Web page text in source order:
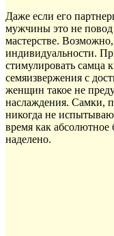
Даже если его
мужчины это не повод
мастерстве.
индивидуальности.
стимулировать самца
семяизвержения с
женщин такое не
наслаждения. Самки,
никогда не
время как
наделено.